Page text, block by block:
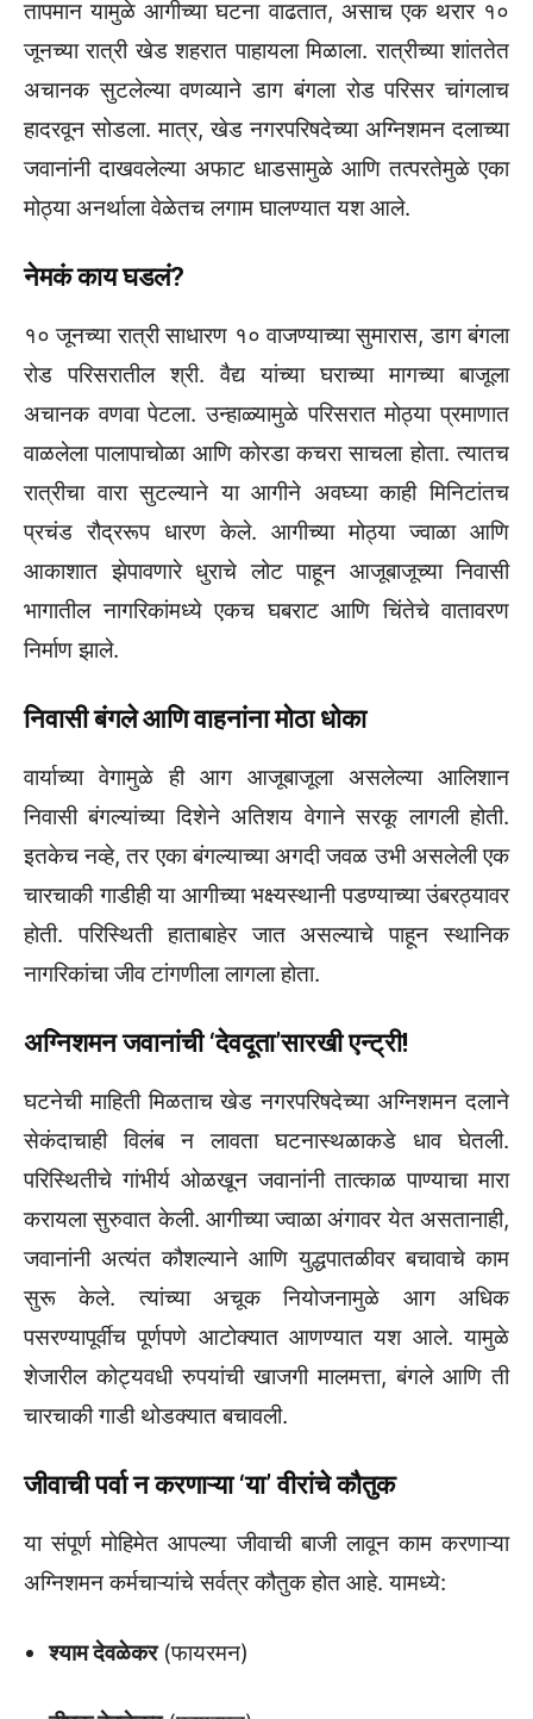
तापमान यामुळे आगीच्या घटना वाढतात, असाच एक थरार १०
जूनच्या रात्री खेड शहरात पाहायला मिळाला. रात्रीच्या शांततेत
अचानक सुटलेल्या वणव्याने डाग बंगला रोड परिसर चांगलाच
हादरवून सोडला. मात्र, खेड नगरपरिषदेच्या अग्निशमन दलाच्या
जवानांनी दाखवलेल्या अफाट धाडसामुळे आणि तत्परतेमुळे एका
मोठ्या अनर्थाला वेळेतच लगाम घालण्यात यश आले.
नेमकं काय घडलं?
१० जूनच्या रात्री साधारण १० वाजण्याच्या सुमारास, डाग बंगला
रोड परिसरातील श्री. वैद्य यांच्या घराच्या मागच्या बाजूला
अचानक वणवा पेटला. उन्हाळ्यामुळे परिसरात मोठ्या प्रमाणात
वाळलेला पालापाचोळा आणि कोरडा कचरा साचला होता. त्यातच
रात्रीचा वारा सुटल्याने या आगीने अवघ्या काही मिनिटांतच
प्रचंड रौद्ररूप धारण केले. आगीच्या मोठ्या ज्वाळा आणि
आकाशात झेपावणारे धुराचे लोट पाहून आजूबाजूच्या निवासी
भागातील नागरिकांमध्ये एकच घबराट आणि चिंतेचे वातावरण
निर्माण झाले.
निवासी बंगले आणि वाहनांना मोठा धोका
वार्याच्या वेगामुळे ही आग आजूबाजूला असलेल्या आलिशान
निवासी बंगल्यांच्या दिशेने अतिशय वेगाने सरकू लागली होती.
इतकेच नव्हे, तर एका बंगल्याच्या अगदी जवळ उभी असलेली एक
चारचाकी गाडीही या आगीच्या भक्ष्यस्थानी पडण्याच्या उंबरठ्यावर
होती. परिस्थिती हाताबाहेर जात असल्याचे पाहून स्थानिक
नागरिकांचा जीव टांगणीला लागला होता.
अग्निशमन जवानांची ‘देवदूता’सारखी एन्ट्री!
घटनेची माहिती मिळताच खेड नगरपरिषदेच्या अग्निशमन दलाने
सेकंदाचाही विलंब न लावता घटनास्थळाकडे धाव घेतली.
परिस्थितीचे गांभीर्य ओळखून जवानांनी तात्काळ पाण्याचा मारा
करायला सुरुवात केली. आगीच्या ज्वाळा अंगावर येत असतानाही,
जवानांनी अत्यंत कौशल्याने आणि युद्धपातळीवर बचावाचे काम
सुरू केले. त्यांच्या अचूक नियोजनामुळे आग अधिक
पसरण्यापूर्वीच पूर्णपणे आटोक्यात आणण्यात यश आले. यामुळे
शेजारील कोट्यवधी रुपयांची खाजगी मालमत्ता, बंगले आणि ती
चारचाकी गाडी थोडक्यात बचावली.
जीवाची पर्वा न करणाऱ्या ‘या’ वीरांचे कौतुक
या संपूर्ण मोहिमेत आपल्या जीवाची बाजी लावून काम करणाऱ्या
अग्निशमन कर्मचाऱ्यांचे सर्वत्र कौतुक होत आहे. यामध्ये:
श्याम देवळेकर(फायरमन)